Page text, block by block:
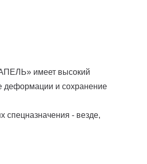
имеет высокий
деформации и сохранение
- везде,